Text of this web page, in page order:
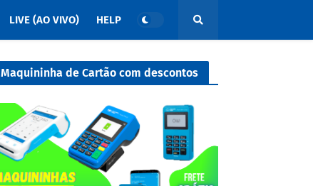
LIVE (AO VIVO) HELP
Maquininha de Cartão com descontos